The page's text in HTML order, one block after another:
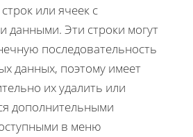
или ячеек с
данными. Эти строки могут
последовательность
данных, поэтому имеет
их удалить или
дополнительными
в меню